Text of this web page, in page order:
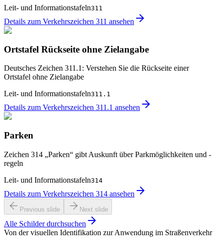
Leit- und Informationstafeln311
Details zum Verkehrszeichen 311 ansehen
Ortstafel Rückseite ohne Zielangabe
Deutsches Zeichen 311.1: Verstehen Sie die Rückseite einer
Ortstafel ohne Zielangabe
Leit- und Informationstafeln311.1
Details zum Verkehrszeichen 311.1 ansehen
Parken
Zeichen 314 „Parken“ gibt Auskunft über Parkmöglichkeiten und -
regeln
Leit- und Informationstafeln314
Details zum Verkehrszeichen 314 ansehen
Previous slide Next slide
Alle Schilder durchsuchen
Von der visuellen Identifikation zur Anwendung im Straßenverkehr